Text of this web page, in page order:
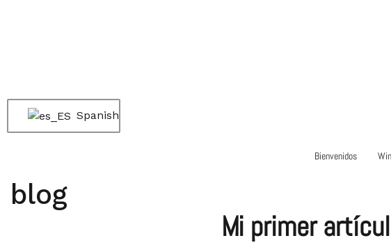
Spanish
Bienvenidos
blog
Mi primer